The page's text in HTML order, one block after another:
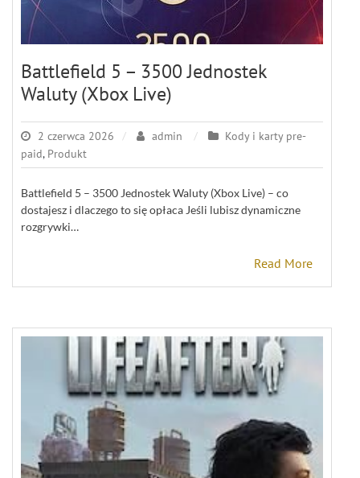
Battlefield 5 – 3500 Jednostek
Waluty (Xbox Live)
2 czerwca 2026 admin
Kody i karty pre-
paid, Produkt
Battlefield 5 – 3500 Jednostek Waluty (Xbox Live) – co
dostajesz i dlaczego to się opłaca Jeśli lubisz dynamiczne
rozgrywki…
Read More